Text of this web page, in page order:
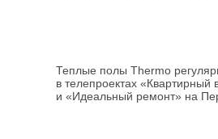
Теплые полы Thermo
в телепроектах
и «Идеальный ремонт» на